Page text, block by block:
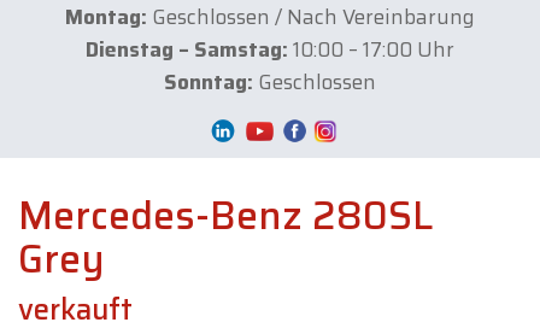
Montag: Geschlossen / Nach Vereinbarung
Dienstag – Samstag:10:00 – 17:00 Uhr
Sonntag: Geschlossen
Mercedes-Benz 280SL
Grey
verkauft